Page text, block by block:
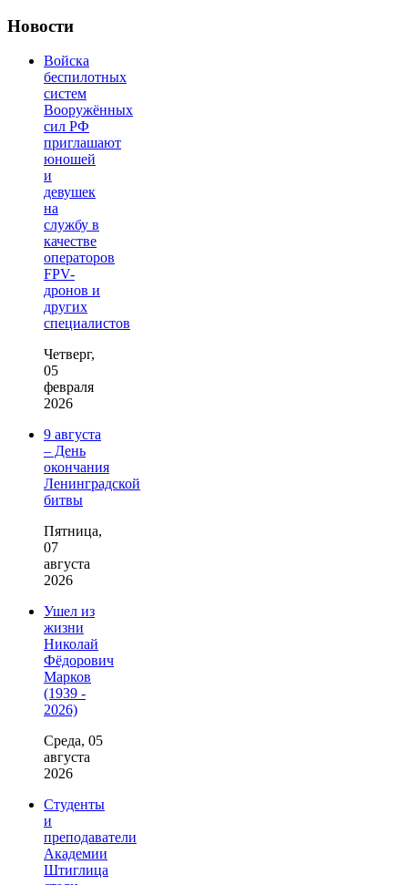
Новости
Войска
беспилотных
систем
Вооружённых
сил РФ
приглашают
юношей
и
девушек
на
службу в
качестве
операторов
FPV-
дронов и
других
специалистов
Четверг,
05
февраля
2026
9 августа
– День
окончания
Ленинградской
битвы
Пятница,
07
августа
2026
Ушел из
жизни
Николай
Фёдорович
Марков
(1939 -
2026)
Среда, 05
августа
2026
Студенты
и
преподаватели
Академии
Штиглица